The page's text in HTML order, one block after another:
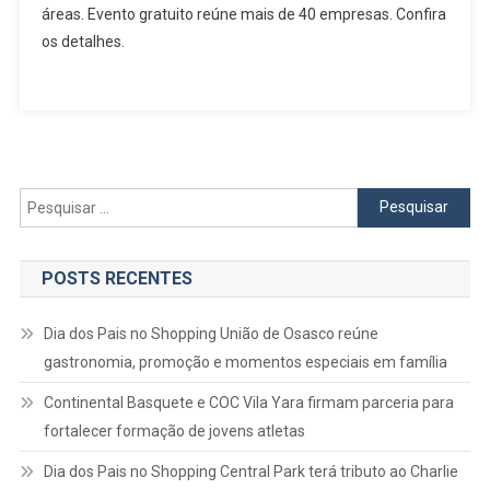
Realiza
De
Áreas
áreas. Evento gratuito reúne mais de 40 empresas. Confira
os detalhes.
Pesquisar
por:
POSTS RECENTES
Dia dos Pais no Shopping União de Osasco reúne
gastronomia, promoção e momentos especiais em família
Continental Basquete e COC Vila Yara firmam parceria para
fortalecer formação de jovens atletas
Dia dos Pais no Shopping Central Park terá tributo ao Charlie